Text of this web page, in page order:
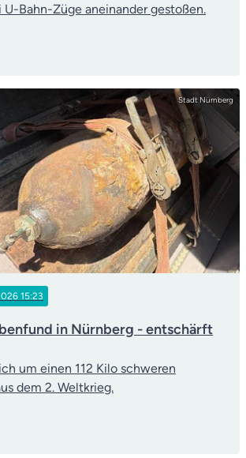
U-Bahn-Züge aneinander gestoßen.
Stadt Nürnberg
15:23
in Nürnberg - entschärft
um einen 112 Kilo schweren
dem 2. Weltkrieg.